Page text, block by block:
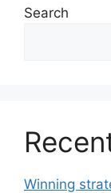
Search
Winning